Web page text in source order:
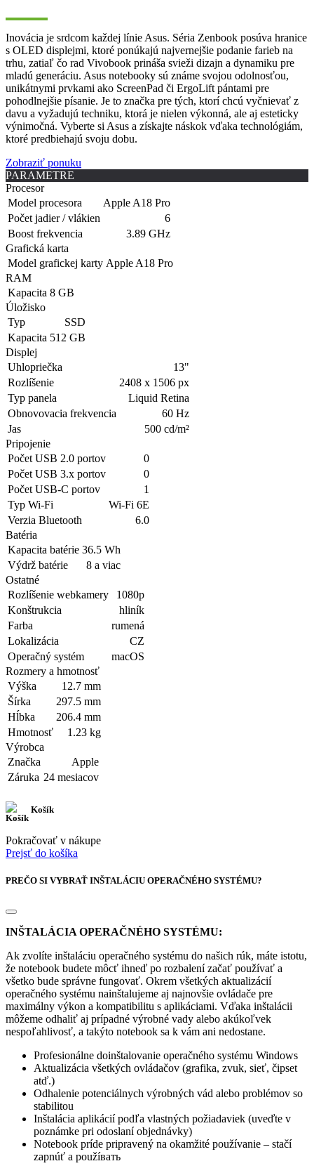
Inovácia je srdcom každej línie Asus. Séria Zenbook posúva hranice
s OLED displejmi, ktoré ponúkajú najvernejšie podanie farieb na
trhu, zatiaľ čo rad Vivobook prináša svieži dizajn a dynamiku pre
mladú generáciu. Asus notebooky sú známe svojou odolnosťou,
unikátnymi prvkami ako ScreenPad či ErgoLift pántami pre
pohodlnejšie písanie. Je to značka pre tých, ktorí chcú vyčnievať z
davu a vyžadujú techniku, ktorá je nielen výkonná, ale aj esteticky
výnimočná. Vyberte si Asus a získajte náskok vďaka technológiám,
ktoré predbiehajú svoju dobu.
Zobraziť ponuku
PARAMETRE
Procesor
Model procesora
Apple A18 Pro
Počet jadier / vlákien
6
Boost frekvencia
3.89 GHz
Grafická karta
Model grafickej karty Apple A18 Pro
RAM
Kapacita 8 GB
Úložisko
Typ
SSD
Kapacita 512 GB
Displej
Uhlopriečka
13"
Rozlíšenie
2408 x 1506 px
Typ panela
Liquid Retina
Obnovovacia frekvencia
60 Hz
Jas
500 cd/m²
Pripojenie
Počet USB 2.0 portov
0
Počet USB 3.x portov
0
Počet USB-C portov
1
Typ Wi-Fi
Wi-Fi 6E
Verzia Bluetooth
6.0
Batéria
Kapacita batérie 36.5 Wh
Výdrž batérie
8 a viac
Ostatné
Rozlíšenie webkamery
1080p
Konštrukcia
hliník
Farba
rumená
Lokalizácia
CZ
Operačný systém
macOS
Rozmery a hmotnosť
Výška
12.7 mm
Šírka
297.5 mm
Hĺbka
206.4 mm
Hmotnosť
1.23 kg
Výrobca
Značka
Apple
Záruka 24 mesiacov
Košík
Pokračovať v nákupe
Prejsť do košíka
PREČO SI VYBRAŤ INŠTALÁCIU OPERAČNÉHO SYSTÉMU?
INŠTALÁCIA OPERAČNÉHO SYSTÉMU:
Ak zvolíte inštaláciu operačného systému do našich rúk, máte istotu,
že notebook budete môcť ihneď po rozbalení začať používať a
všetko bude správne fungovať. Okrem všetkých aktualizácií
operačného systému nainštalujeme aj najnovšie ovládače pre
maximálny výkon a kompatibilitu s aplikáciami. Vďaka inštalácii
môžeme odhaliť aj prípadné výrobné vady alebo akúkoľvek
nespoľahlivosť, a takýto notebook sa k vám ani nedostane.
Profesionálne doinštalovanie operačného systému Windows
Aktualizácia všetkých ovládačov (grafika, zvuk, sieť, čipset
atď.)
Odhalenie potenciálnych výrobných vád alebo problémov so
stabilitou
Inštalácia aplikácií podľa vlastných požiadaviek (uveďte v
poznámke pri odoslaní objednávky)
Notebook príde pripravený na okamžité používanie – stačí
zapnúť a použíвать